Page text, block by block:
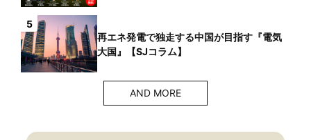
5
再エネ発電で独走する中国が目指す『電気
大国』【SJコラム】
AND MORE